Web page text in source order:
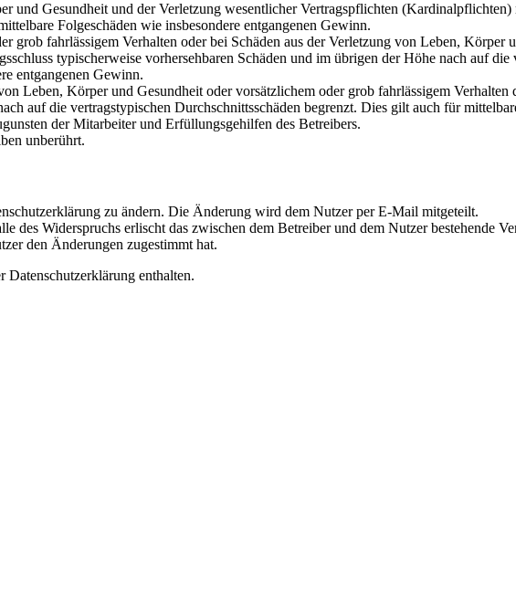
und Gesundheit und der Verletzung wesentlicher Vertragspflichten
Folgeschäden wie insbesondere entgangenen Gewinn.
grob fahrlässigem Verhalten oder bei Schäden aus der Verletzung von Leben, Körper
typischerweise vorhersehbaren Schäden und im übrigen der Höhe nach auf die
entgangenen Gewinn.
Leben, Körper und Gesundheit oder vorsätzlichem oder grob fahrlässigem Verhalten
auf die vertragstypischen Durchschnittsschäden begrenzt. Dies gilt auch für
der Mitarbeiter und Erfüllungsgehilfen des Betreibers.
unberührt.
zu ändern. Die Änderung wird dem Nutzer per E-Mail mitgeteilt.
des Widerspruchs erlischt das zwischen dem Betreiber und dem Nutzer bestehende
den Änderungen zugestimmt hat.
enthalten.